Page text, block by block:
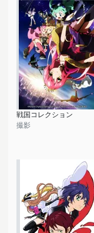
戦国コレクション
撮影